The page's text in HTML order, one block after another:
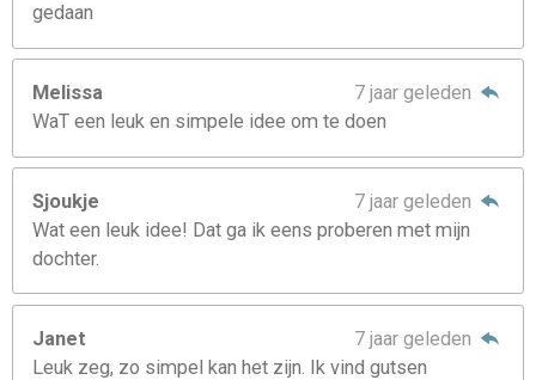
gedaan
Melissa
7 jaar geleden
WaT een leuk en simpele idee om te doen
Sjoukje
7 jaar geleden
Wat een leuk idee! Dat ga ik eens proberen met mijn
dochter.
Janet
7 jaar geleden
Leuk zeg, zo simpel kan het zijn. Ik vind gutsen